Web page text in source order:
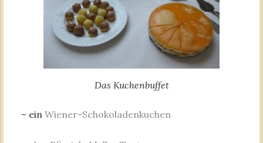
Das Kuchenbuffet
– ein Wiener-Schokoladenkuchen